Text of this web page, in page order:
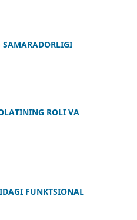
ROLI VA
FUNKTSIONAL